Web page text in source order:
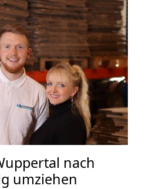
nach
umziehen